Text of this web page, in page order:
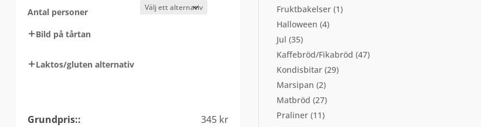
Antal personer
Bild på tårtan
Laktos/gluten alternativ
Grundpris:: 345 kr
Fruktbakelser (1)
Halloween (4)
Jul (35)
Kaffebröd/Fikabröd (47)
Kondisbitar (29)
Marsipan (2)
Matbröd (27)
Praliner (11)